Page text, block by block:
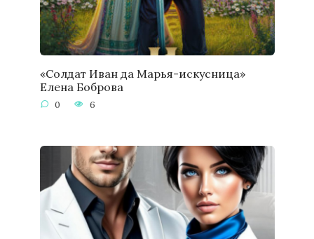
«Солдат Иван да Марья-искусница»
Елена Боброва
0 6